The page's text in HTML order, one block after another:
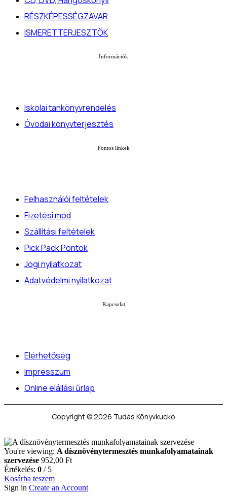
RÉSZKÉPESSÉGZAVAR
ISMERETTERJESZTŐK
Információk
Iskolai tankönyvrendelés
Óvodai könyvterjesztés
Fontos linkek
Felhasználói feltételek
Fizetési mód
Szállítási feltételek
Pick Pack Pontok
Jogi nyilatkozat
Adatvédelmi nyilatkozat
Kapcsolat
Elérhetőség
Impresszum
Online elállási űrlap
Copyright © 2026 Tudás Könyvkuckó
You're viewing: A dísznövénytermesztés munkafolyamatainak
szervezése 952,00 Ft
Értékelés: 0 / 5
Kosárba teszem
Sign in Create an Account